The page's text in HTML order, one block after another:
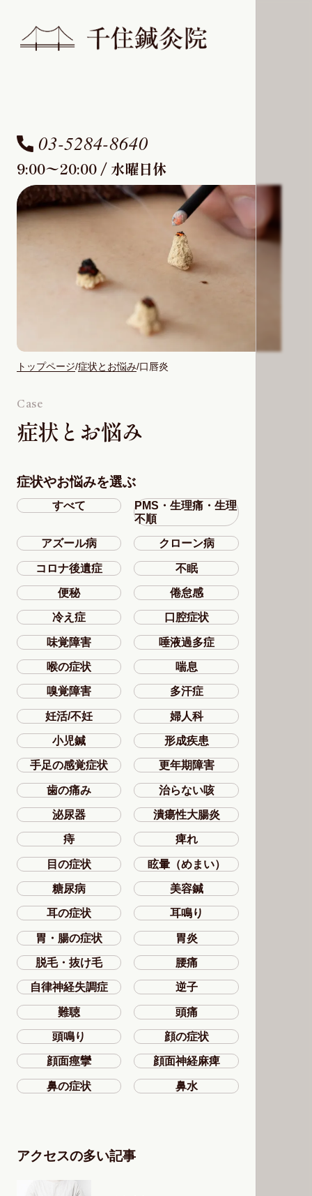
Case
症状とお悩み
03-5284-8640
9:00〜20:00 / 水曜日休
トップページ 症状とお悩み 口唇炎
症状やお悩みを選ぶ
すべて
PMS・生理痛・生理
不順
アズール病 クローン病
コロナ後遺症 不眠
便秘 倦怠感
冷え症 口腔症状
味覚障害 唾液過多症
喉の症状 喘息
嗅覚障害 多汗症
妊活/不妊 婦人科
小児鍼 形成疾患
手足の感覚症状 更年期障害
歯の痛み 治らない咳
泌尿器 潰瘍性大腸炎
痔 痺れ
目の症状 眩暈（めまい）
糖尿病 美容鍼
耳の症状 耳鳴り
胃・腸の症状 胃炎
脱毛・抜け毛 腰痛
自律神経失調症 逆子
難聴 頭痛
頭鳴り 顔の症状
顔面痙攣 顔面神経麻痺
鼻の症状 鼻水
アクセスの多い記事